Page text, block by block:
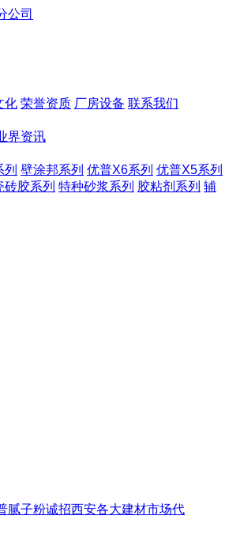
化 荣誉资质 厂房设备 联系我们
界资讯
壁涂邦系列 优普X6系列 优普X5系列
砖胶系列 特种砂浆系列 胶粘剂系列 辅